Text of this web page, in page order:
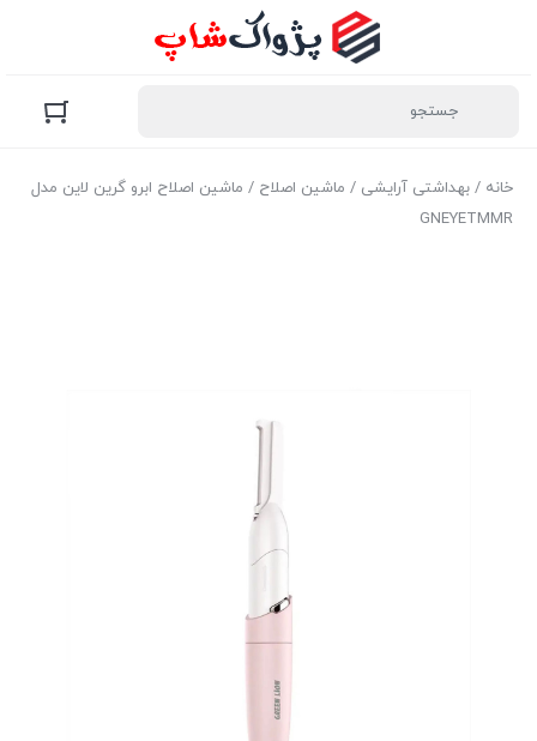
خانه / بهداشتی آرایشی / ماشین اصلاح / ماشین اصلاح ابرو گرین لاین مدل
GNEYETMMR